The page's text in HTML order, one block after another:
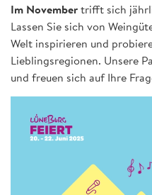
Im Novembertrifft sich
Lassen Sie sich von
Welt inspirieren und
Lieblingsregionen. Unsere
und freuen sich auf Ihre